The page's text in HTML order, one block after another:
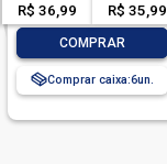
R$ 36,99 R$ 35,99
COMPRAR
Comprar caixa:6